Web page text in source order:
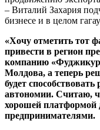
– Виталий Захария
бизнесе и в целом
«Хочу отметить тот
привести в регион
компанию
Молдова, а теперь
будет
автономии. Считаю,
хорошей платформой
предпринимателями.